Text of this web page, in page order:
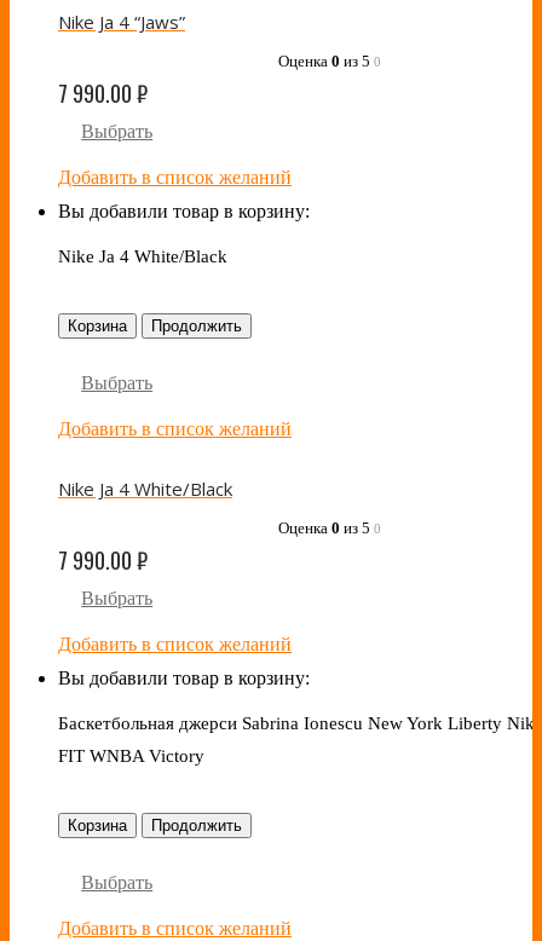
Nike Ja 4 “Jaws”
Оценка 0 из 5 0
7 990.00₽
Выбрать
Добавить в список желаний
Вы добавили товар в корзину:
Nike Ja 4 White/Black
Корзина Продолжить
Выбрать
Добавить в список желаний
Nike Ja 4 White/Black
Оценка 0 из 5 0
7 990.00₽
Выбрать
Добавить в список желаний
Вы добавили товар в корзину:
Баскетбольная джерси Sabrina Ionescu New York Liberty
FIT WNBA Victory
Корзина Продолжить
Выбрать
Добавить в список желаний